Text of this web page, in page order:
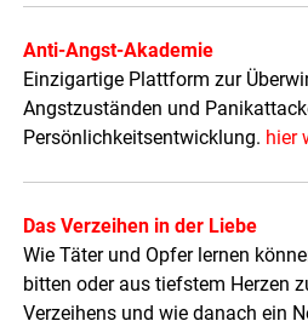
Anti-Angst-Akademie
Einzigartige Plattform zur
Angstzuständen und
Persönlichkeitsentwicklung. hier
Das Verzeihen in der Liebe
Wie Täter und Opfer lernen
bitten oder aus tiefstem Herzen
Verzeihens und wie danach ein